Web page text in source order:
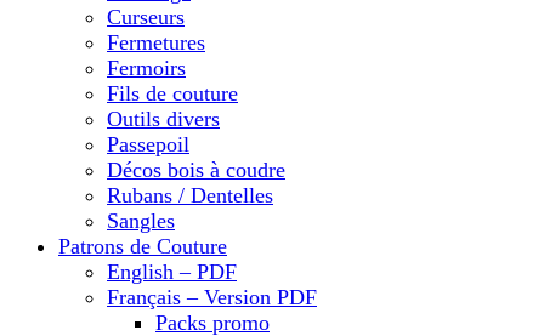
Curseurs
Fermetures
Fermoirs
Fils de couture
Outils divers
Passepoil
Décos bois à coudre
Rubans / Dentelles
Sangles
Patrons de Couture
English – PDF
Français – Version PDF
Packs promo